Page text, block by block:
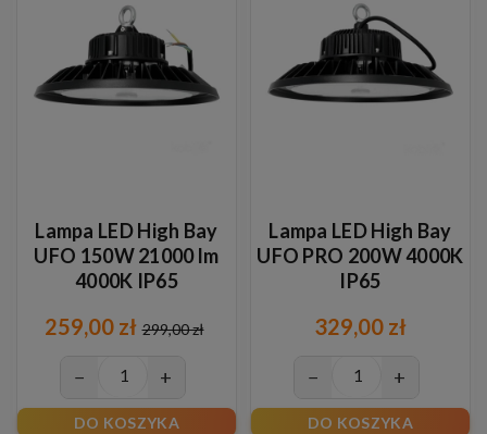
Lampa LED High Bay
UFO 150W 21000 lm
4000K IP65
259,00 zł 299,00 zł
− +
DO KOSZYKA
Lampa LED High Bay
UFO PRO 200W 4000K
IP65
329,00 zł
− +
DO KOSZYKA